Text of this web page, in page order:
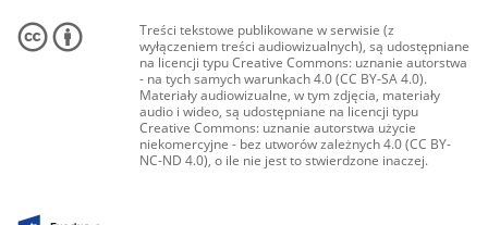
Treści tekstowe publikowane w serwisie (z
wyłączeniem treści audiowizualnych), są udostępniane
na licencji typu Creative Commons: uznanie autorstwa
- na tych samych warunkach 4.0 (CC BY-SA 4.0).
Materiały audiowizualne, w tym zdjęcia, materiały
audio i wideo, są udostępniane na licencji typu
Creative Commons: uznanie autorstwa użycie
niekomercyjne - bez utworów zależnych 4.0 (CC BY-
NC-ND 4.0), o ile nie jest to stwierdzone inaczej.